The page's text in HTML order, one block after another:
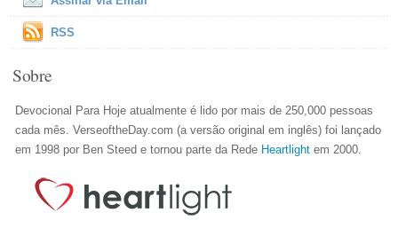
RSS
Sobre
Devocional Para Hoje atualmente é lido por mais de 250,000 pessoas
cada mês. VerseoftheDay.com (a versão original em inglês) foi lançado
em 1998 por Ben Steed e tornou parte da Rede Heartlight em 2000.